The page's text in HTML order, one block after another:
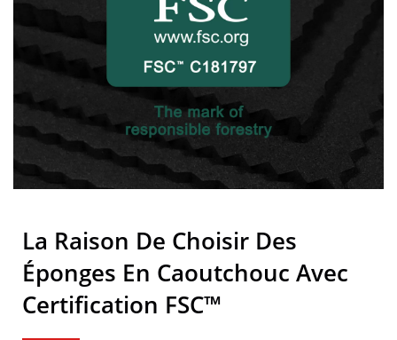
La Raison De Choisir Des
Éponges En Caoutchouc Avec
Certification FSC™